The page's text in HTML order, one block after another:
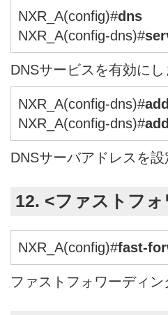
NXR_A(config)#dns
NXR_A(config-dns)#
DNSサービスを有効にし
NXR_A(config-dns)#
NXR_A(config-dns)#
DNSサーバアドレスを設
12. <ファストフ
NXR_A(config)#fast-
ファストフォワーディン